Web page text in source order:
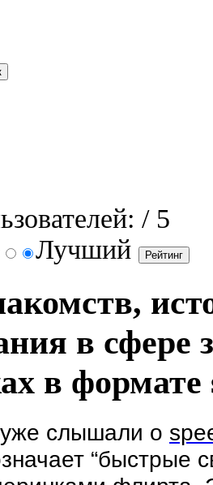
/ 5
Лучший
в сфере
в формате
слышали о
“быстрые